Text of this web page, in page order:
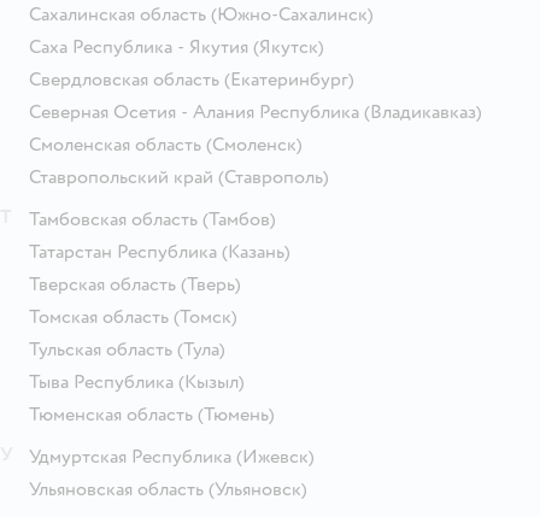
Сахалинская область (Южно-Сахалинск)
Саха Республика - Якутия (Якутск)
Свердловская область (Екатеринбург)
Северная Осетия - Алания Республика (Владикавказ)
Смоленская область (Смоленск)
Ставропольский край (Ставрополь)
Тамбовская область (Тамбов)
Татарстан Республика (Казань)
Тверская область (Тверь)
Томская область (Томск)
Тульская область (Тула)
Тыва Республика (Кызыл)
Тюменская область (Тюмень)
Удмуртская Республика (Ижевск)
Ульяновская область (Ульяновск)